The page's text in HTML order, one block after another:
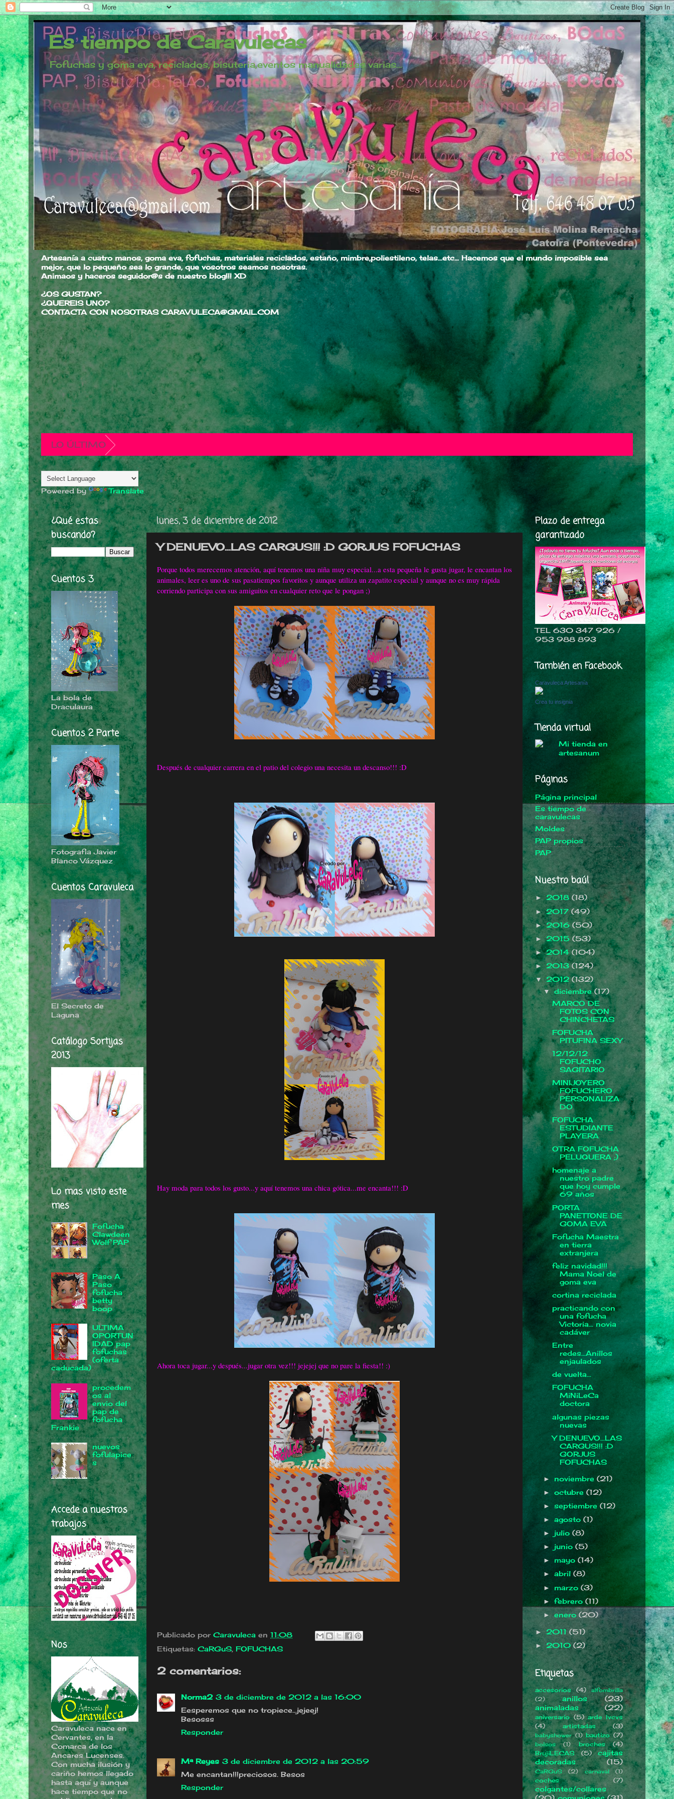
Es tiempo de Caravulecas
Fofuchas y goma eva, reciclados, bisuteria,eventos manualidades varias...
Artesanía a cuatro manos, goma eva, fofuchas, materiales reciclados, estaño, mimbre,poliestileno, telas...etc... Hacemos que el mundo imposible sea
mejor, que lo pequeño sea lo grande, que vosotros seamos nosotras.
Animaos y haceros seguidor@s de nuestro blog!!! XD
¿OS GUSTAN?
¿QUEREIS UNO?
CONTACTA CON NOSOTRASCARAVULECA@GMAIL.COM
LO ÚLTIMO
Powered by Translate
lunes, 3 de diciembre de 2012
Y DENUEVO...LAS CARGUS!!! :D GORJUS FOFUCHAS
Porque todos merecemos atención, aquí tenemos una niña muy especial...a esta pequeña le gusta jugar, le encantan los
animales, leer es uno de sus pasatiempos favoritos y aunque utiliza un zapatito especial y aunque no es muy rápida
corriendo participa con sus amiguitos en cualquier reto que le pongan ;)
Después de cualquier carrera en el patio del colegio una necesita un descanso!!! :D
Hay moda para todos los gusto...y aquí tenemos una chica gótica...me encanta!!! :D
Ahora toca jugar...y después...jugar otra vez!!! jejejej que no pare la fiesta!! :)
Publicado por Caravuleca en 11:08
Etiquetas: CaRGuS, FOFUCHAS
2 comentarios:
Norma2 3 de diciembre de 2012 a las 16:00
Eesperemos que no tropiece...jejeej!
Besosss
Responder
Mª Reyes 3 de diciembre de 2012 a las 20:59
Me encantan!!!preciosos. Besos
Responder
¿Qué estas
buscando?
Cuentos 3
La bola de
Draculaura
Cuentos 2 Parte
Fotografia Javier
Blanco Vázquez
Cuentos Caravuleca
El Secreto de
Laguna
Catálogo Sortijas
2013
Lo mas visto este
mes
Fofucha
Clawdeen
Wolf PAP
Paso A
Paso
fofucha
betty
boop
ULTIMA
OPORTUN
IDAD pap
fofuchas
(oferta
caducada)
procedem
os al
envio del
pap de
fofucha
Frankie
nuevos
fofulapice
s
Accede a nuestros
trabajos
Nos
Caravuleca nace en
Cervantes, en la
Comarca de los
Ancares Lucenses.
Con mucha ilusión y
cariño hemos llegado
hasta aquí y aunque
hace tiempo que no
Plazo de entrega
garantizado
TEL 630 347 926 /
953 988 893
También en Facebook
Caravuleca Artesanía
Crea tu insignia
Tienda virtual
Páginas
Página principal
Es tiempo de
caravulecas
Moldes
PAP propios
PAP
Nuestro baúl
►2018 (18)
►2017(49)
►2016(50)
►2015(53)
►2014(104)
► 2013(124)
▼ 2012(132)
▼diciembre(17)
MARCO DE
FOTOS CON
CHINCHETAS
FOFUCHA
PITUFINA SEXY
12/12/12
FOFUCHO
SAGITARIO
MINIJOYERO
FOFUCHERO
PERSONALIZA
DO
FOFUCHA
ESTUDIANTE
PLAYERA
OTRA FOFUCHA
PELUQUERA ;)
homenaje a
nuestro padre
que hoy cumple
69 años
PORTA
PANETTONE DE
GOMA EVA
Fofucha Maestra
en tierra
extranjera
feliz navidad!!!
Mama Noel de
goma eva
cortina reciclada
practicando con
una fofucha
Victoria... novia
cadáver
Entre
redes...Anillos
enjaulados
de vuelta...
FOFUCHA
MiNiLeCa
doctora
algunas piezas
nuevas
Y DENUEVO...LAS
CARGUS!!! :D
GORJUS
FOFUCHAS
► noviembre(21)
►octubre(12)
►septiembre(12)
►agosto(1)
► julio(8)
► junio(5)
► mayo(14)
►abril(8)
► marzo(3)
►febrero(11)
►enero(20)
► 2011 (51)
► 2010(2)
Etiquetas
accesorios (4)
alfombrilla
(2)
anillos
(23)
animaladas
(22)
aniversario (5) arde lvcvs
(4)
artistadas (3)
babyshower (1) bautizo (7)
bolsos (1) broches
(4)
BrujiLECAS
(5)
cajitas
decoradas
(15)
CaRGuS (2) carnaval (1)
coches (7)
colgantes/collares